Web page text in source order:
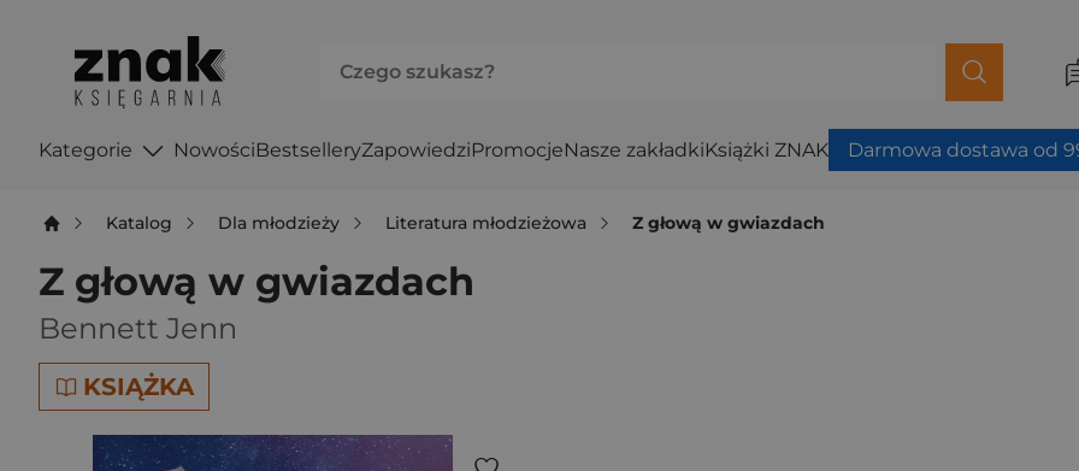
Kategorie NowościBestselleryZapowiedziPromocjeNasze zakładkiKsiążki ZNAK Darmowa dostawa od
Katalog Dla młodzieży Literatura młodzieżowa Z głową w gwiazdach
Z głową w gwiazdach
Bennett Jenn
KSIĄŻKA